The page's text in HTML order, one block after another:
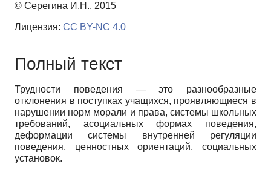
© Серегина И.Н., 2015
Лицензия: CC BY-NC 4.0
Полный текст
Трудности поведения — это разнообразные
отклонения в поступках учащихся, проявляющиеся в
нарушении норм морали и права, системы школьных
требований, асоциальных формах поведения,
деформации системы внутренней регуляции
поведения, ценностных ориентаций, социальных
установок.